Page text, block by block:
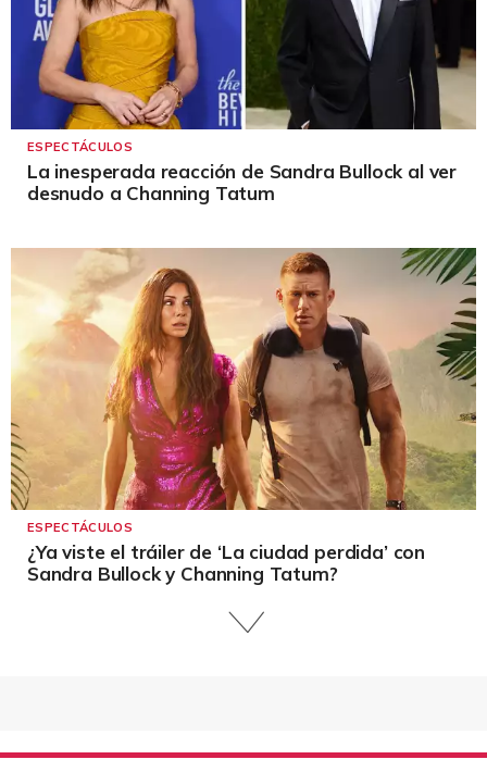
ESPECTÁCULOS
La inesperada reacción de Sandra Bullock al ver
desnudo a Channing Tatum
ESPECTÁCULOS
¿Ya viste el tráiler de ‘La ciudad perdida’ con
Sandra Bullock y Channing Tatum?